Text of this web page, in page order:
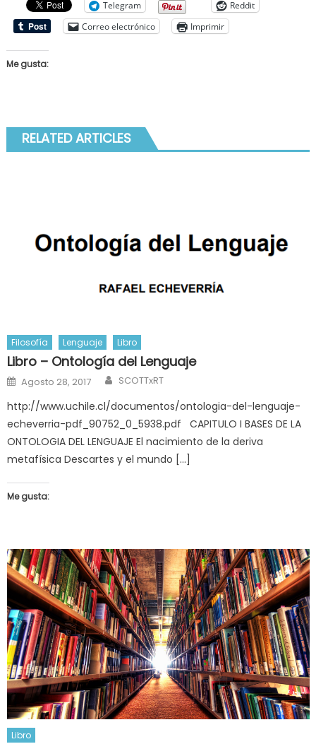
Telegram
Reddit
Correo electrónico
Imprimir
Me gusta:
RELATED ARTICLES
Filosofía Lenguaje Libro
Libro – Ontología del Lenguaje
Posted
on
Agosto 28, 2017 Author
SCOTTxRT
http://www.uchile.cl/documentos/ontologia-del-lenguaje-
echeverria-pdf_90752_0_5938.pdf CAPITULO I BASES DE LA
ONTOLOGIA DEL LENGUAJE El nacimiento de la deriva
metafísica Descartes y el mundo […]
Me gusta:
Libro